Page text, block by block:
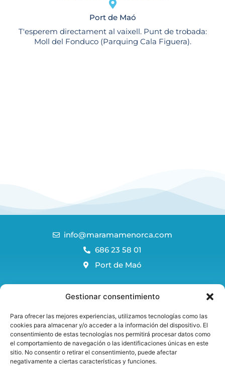
Gestionar consentimiento
Para ofrecer las mejores experiencias, utilizamos tecnologías como las
cookies para almacenar y/o acceder a la información del dispositivo. El
consentimiento de estas tecnologías nos permitirá procesar datos como
el comportamiento de navegación o las identificaciones únicas en este
sitio. No consentir o retirar el consentimiento, puede afectar
negativamente a ciertas características y funciones.
Port de Maó
T'esperem directament al vaixell. Punt de trobada:
Moll del Fonduco (Parquing Cala Figuera).
info@maramamenorca.com
686 23 58 01
Port de Maó
Política reserves i cancel·lacions
Avis legal i política de privadesa
Política de cookies